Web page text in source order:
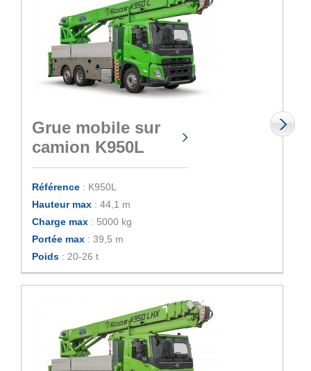
Grue mobile sur
camion K950L
Référence : K950L
Hauteur max : 44,1 m
Charge max : 5000 kg
Portée max : 39,5 m
Poids : 20-26 t